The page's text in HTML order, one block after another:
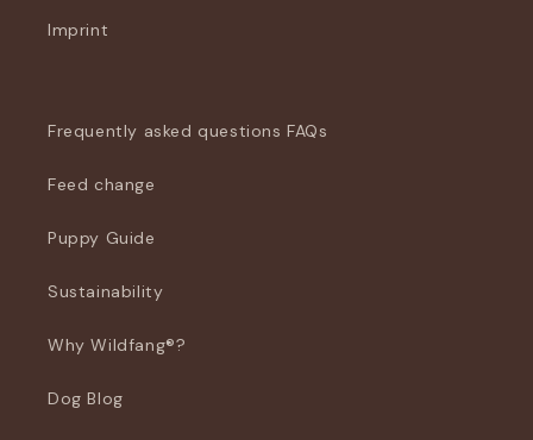
Imprint
Frequently asked questions FAQs
Feed change
Puppy Guide
Sustainability
Why Wildfang®?
Dog Blog